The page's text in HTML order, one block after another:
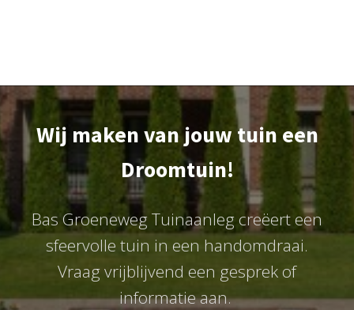
Wij maken van jouw tuin een
Droomtuin!
Bas Groeneweg Tuinaanleg creëert een
sfeervolle tuin in een handomdraai.
Vraag vrijblijvend een gesprek of
informatie aan.